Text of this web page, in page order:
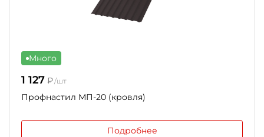
Много
1 127 ₽/шт
Профнастил МП-20 (кровля)
Подробнее